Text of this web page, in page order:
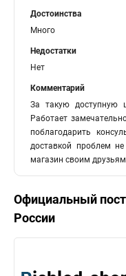
Достоинства
Много
Недостатки
Нет
Комментарий
За такую доступную
Работает
поблагодарить
доставкой проблем
магазин своим
Официальный
России